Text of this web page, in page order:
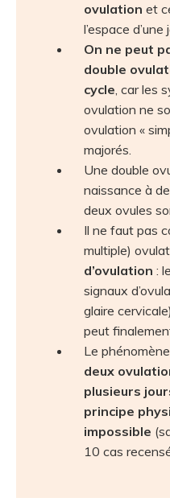
ovulation et
l’espace
On ne peut
double
cycle, car les
ovulation ne
ovulation «
majorés.
Une double
naissance à
deux ovules
Il ne faut pas
multiple)
d’ovulation :
signaux
glaire
peut
Le
deux
plusieurs
principe
impossible
10 cas